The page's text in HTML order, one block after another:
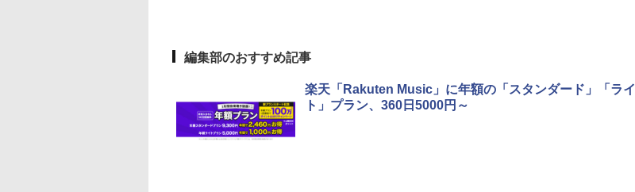
編集部のおすすめ記事
楽天「Rakuten Music」に年額の「スタンダード」「ライ
ト」プラン、360日5000円～